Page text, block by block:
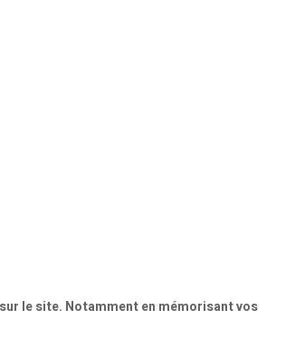
le site. Notamment en mémorisant vos